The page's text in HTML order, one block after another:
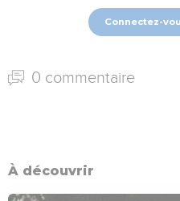
Connectez-
0 commentaire
À découvrir